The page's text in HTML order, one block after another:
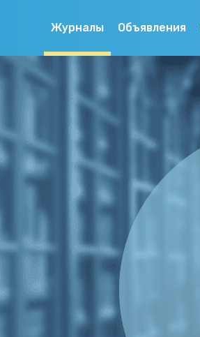
Журналы Объявления